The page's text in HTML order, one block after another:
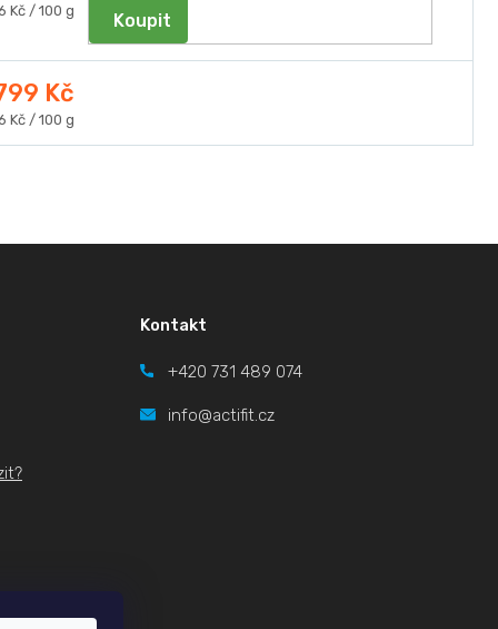
Kč / 100 g Do košíku
Kč
Kč / 100 g
Kontakt
+420 731 489 074
info@actifit.cz